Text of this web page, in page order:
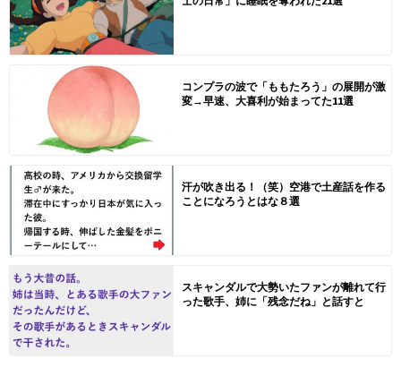
コンプラの波で「ももたろう」の展開が激
変→早速、大喜利が始まってた11選
汗が吹き出る！（笑）空港で土産話を作る
ことになろうとはな８選
スキャンダルで大勢いたファンが離れて行
った歌手、姉に「残念だね」と話すと